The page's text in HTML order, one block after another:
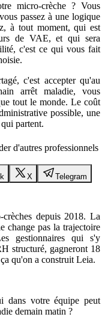
micro-crèche ? Vous
passez à une logique
à tout moment, qui est
de VAE, et qui sera
c'est ce qui vous fait
c'est accepter qu'au
arrêt maladie, vous
tout le monde. Le coût
possible, une
partent.
d'autres professionnels
X Telegram
depuis 2018. La
change pas la trajectoire
gestionnaires qui s'y
structuré, gagneront 18
qu'on a construit Leia.
dans votre équipe peut
demain matin ?